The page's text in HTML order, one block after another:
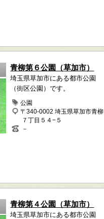
青柳第６公園（草加市）
埼玉県草加市にある都市公園
（街区公園）です。
公園
〒340-0002 埼玉県草加市青柳
７丁目５４−５
－
青柳第４公園（草加市）
埼玉県草加市にある都市公園